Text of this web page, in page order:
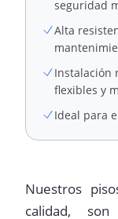
seguridad
Alta
Instalación
flexibles y
Ideal para
Nuestros
calidad, son